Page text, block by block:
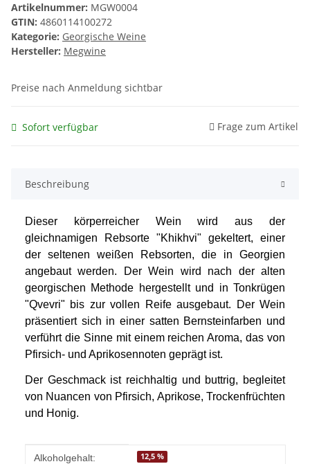
Artikelnummer: MGW0004
GTIN: 4860114100272
Kategorie: Georgische Weine
Hersteller: Megwine
Preise nach Anmeldung sichtbar
Sofort verfügbar Frage zum Artikel
Beschreibung
Dieser körperreicher Wein wird aus der
gleichnamigen Rebsorte "Khikhvi" gekeltert, einer
der seltenen weißen Rebsorten, die in Georgien
angebaut werden. Der Wein wird nach der alten
georgischen Methode hergestellt und in Tonkrügen
"Qvevri" bis zur vollen Reife ausgebaut. Der Wein
präsentiert sich in einer satten Bernsteinfarben und
verführt die Sinne mit einem reichen Aroma, das von
Pfirsich- und Aprikosennoten geprägt ist.
Der Geschmack ist reichhaltig und buttrig, begleitet
von Nuancen von Pfirsich, Aprikose, Trockenfrüchten
und Honig.
Produkteigenschaft
Wert
Alkoholgehalt: 12,5 %